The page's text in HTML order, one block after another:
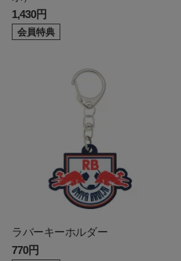
1,430円
会員特典
ラバーキーホルダー
770円